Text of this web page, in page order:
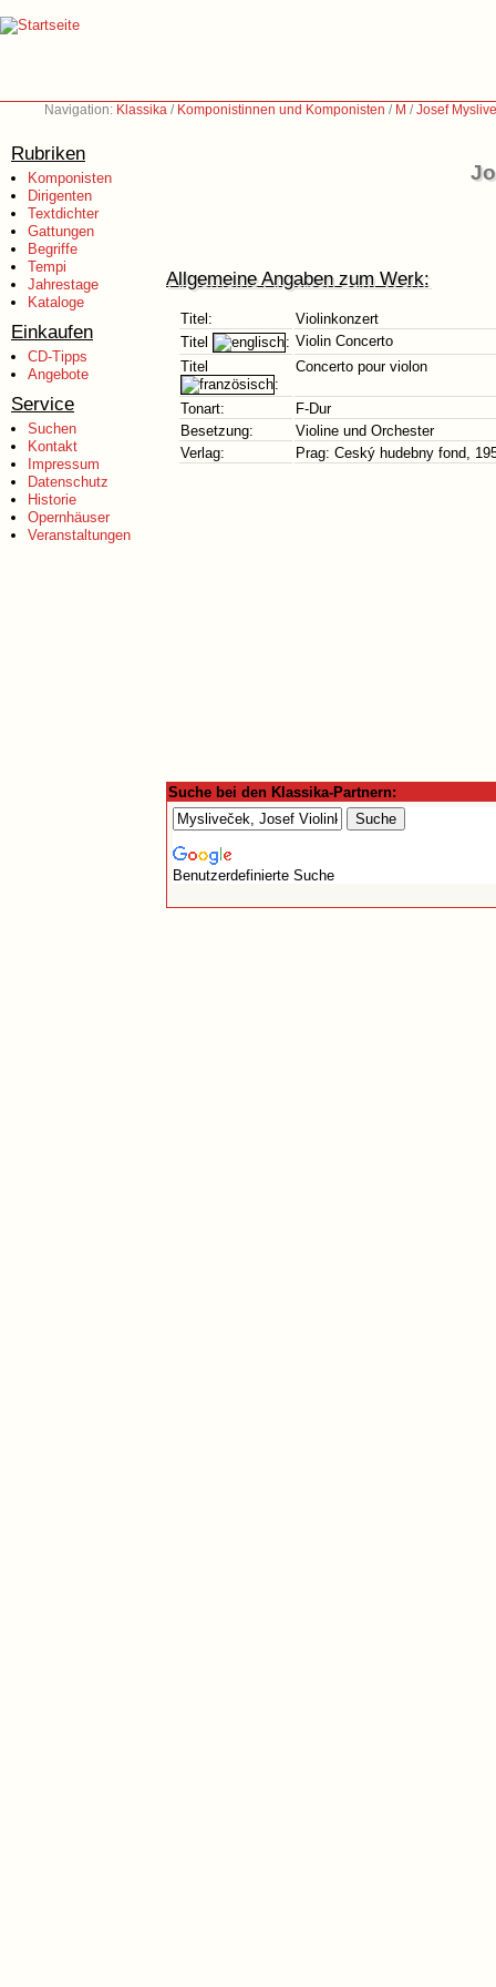
Navigation: Klassika / Komponistinnen und Komponisten / M /Josef
Rubriken
Komponisten
Dirigenten
Textdichter
Gattungen
Begriffe
Tempi
Jahrestage
Kataloge
Einkaufen
CD-Tipps
Angebote
Service
Suchen
Kontakt
Impressum
Datenschutz
Historie
Opernhäuser
Veranstaltungen
Allgemeine Angaben zum Werk:
Titel:
Violinkonzert
Titel
: Violin Concerto
Titel
:
Concerto pour violon
Tonart:
F-Dur
Besetzung:
Violine und Orchester
Verlag:
Prag: Ceský hudebny fond,
Suche bei den Klassika-Partnern:
Benutzerdefinierte Suche